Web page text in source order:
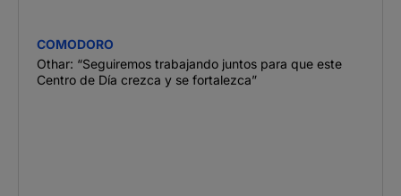
COMODORO
Othar: “Seguiremos trabajando juntos para que este
Centro de Día crezca y se fortalezca”